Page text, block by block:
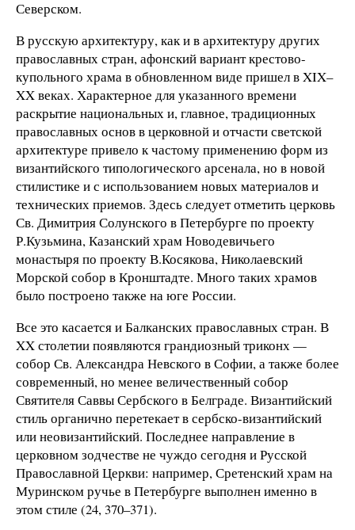
Северском.
В русскую архитектуру, как и в архитектуру других
православных стран, афонский вариант крестово-
купольного храма в обновленном виде пришел в XIX–
XX веках. Характерное для указанного времени
раскрытие национальных и, главное, традиционных
православных основ в церковной и отчасти светской
архитектуре привело к частому применению форм из
византийского типологического арсенала, но в новой
стилистике и с использованием новых материалов и
технических приемов. Здесь следует отметить церковь
Св. Димитрия Солунского в Петербурге по проекту
Р.Кузьмина, Казанский храм Новодевичьего
монастыря по проекту В.Косякова, Николаевский
Морской собор в Кронштадте. Много таких храмов
было построено также на юге России.
Все это касается и Балканских православных стран. В
XX столетии появляются грандиозный триконх —
собор Св. Александра Невского в Софии, а также более
современный, но менее величественный собор
Святителя Саввы Сербского в Белграде. Византийский
стиль органично перетекает в сербско-византийский
или неовизантийский. Последнее направление в
церковном зодчестве не чуждо сегодня и Русской
Православной Церкви: например, Сретенский храм на
Муринском ручье в Петербурге выполнен именно в
этом стиле (24, 370–371).